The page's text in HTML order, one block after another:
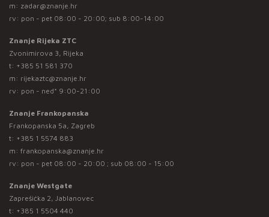
m: zadar@znanje.hr
rv: pon - pet 08:00 - 20:00; sub 8:00-14:00
Znanje Rijeka ZTC
Zvonimirova 3, Rijeka
t: +385 51 581 370
m: rijekaztc@znanje.hr
rv: pon - ned* 9:00-21:00
Znanje Frankopanska
Frankopanska 5a, Zagreb
t: +385 1 5574 883
m: frankopanska@znanje.hr
rv: pon - pet 08:00 - 20:00 ; sub 08:00 - 15:00
Znanje Westgate
Zaprešićka 2, Jablanovec
t: +385 1 5504 440